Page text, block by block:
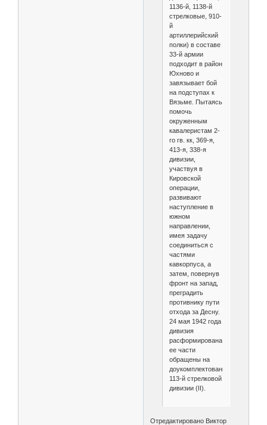
1136-й, 1138-й
стрелковые, 910-
й
артиллерийский
полки) в составе
33-й армии
подходит в район
Юхново и
завязывает бой
на подступах к
Вязьме. Пытаясь
помочь
окруженным
кавалеристам 2-
го гв. кк, 369-я,
413-я, 338-я
дивизии,
участвуя в
Кировской
операции,
развивают
наступление в
южном
направлении,
имея задачу
соединиться с
частями
кавкорпуса, а
затем, повернув
фронт на запад,
преградить
противнику пути
отхода за Десну.
24 мая 1942 года
дивизия
расформирована,
ее части
обращены на
доукомплектование
113-й стрелковой
дивизии (II).
Отредактировано Виктор